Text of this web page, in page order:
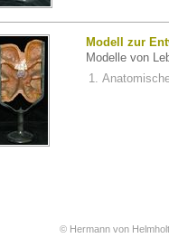
Modell zur
Modelle von
© Hermann von